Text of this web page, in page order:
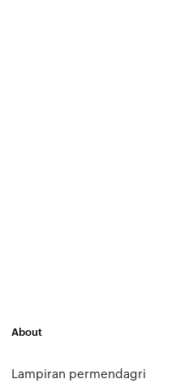
About
Lampiran permendagri